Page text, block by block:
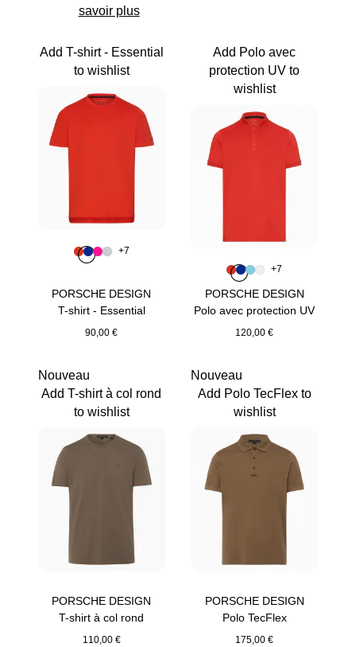
savoir plus
PORSCHE DESIGN
T-shirt - Essential
90,00 €
Add T-shirt - Essential
to wishlist
Couleur
Couleur Orange Fusion
Couleur
Couleur
Couleur
+7
PORSCHE DESIGN
Polo avec protection UV
120,00 €
Add Polo avec
protection UV to
wishlist
Couleur
Couleur Orange Fusion
Couleur
Couleur
Couleur
+7
PORSCHE DESIGN
T-shirt à col rond
110,00 €
Nouveau
Add T-shirt à col rond
to wishlist
PORSCHE DESIGN
Polo TecFlex
175,00 €
Nouveau
Add Polo TecFlex to
wishlist